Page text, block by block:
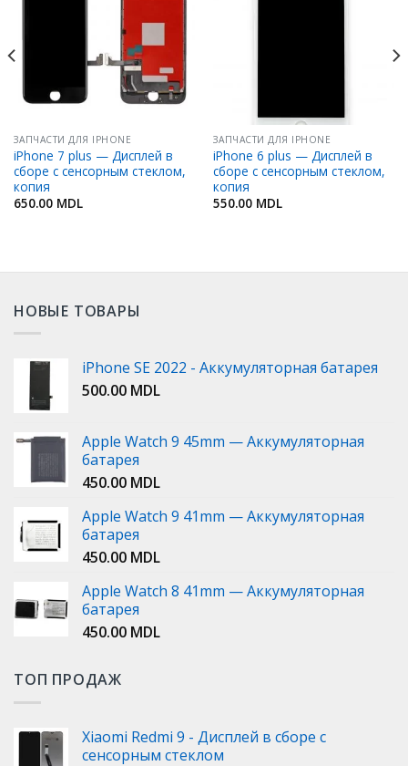
Избранное
ЗАПЧАСТИ ДЛЯ IPHONE
iPhone 7 plus — Дисплей в
сборе с сенсорным стеклом,
копия
650.00 MDL
ЗАПЧАСТИ ДЛЯ IPHONE
iPhone 6 plus — Дисплей в
сборе с сенсорным стеклом,
копия
550.00 MDL
НОВЫЕ ТОВАРЫ
iPhone SE 2022 - Аккумуляторная батарея
500.00 MDL
Apple Watch 9 45mm — Аккумуляторная
батарея
450.00 MDL
Apple Watch 9 41mm — Аккумуляторная
батарея
450.00 MDL
Apple Watch 8 41mm — Аккумуляторная
батарея
450.00 MDL
ТОП ПРОДАЖ
Xiaomi Redmi 9 - Дисплей в сборе с
сенсорным стеклом